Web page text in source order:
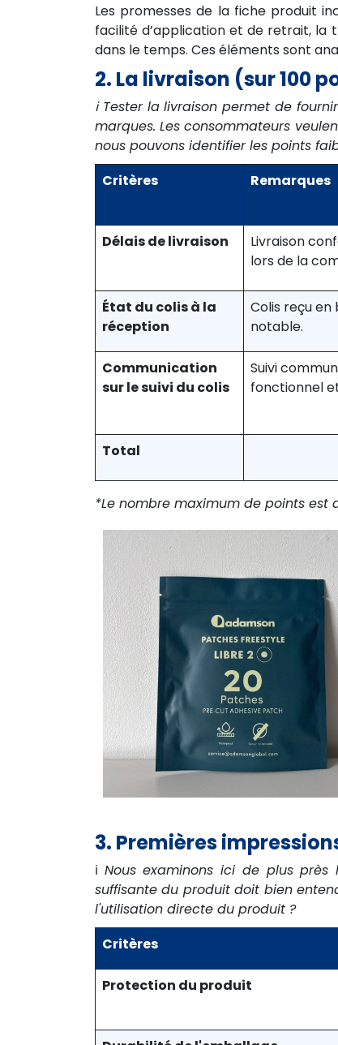
Les promesses de la fiche produit
facilité d’application et de retrait, la
dans le temps. Ces éléments sont
2. La livraison (sur 100
ℹ️ Tester la livraison permet de
marques. Les consommateurs
nous pouvons identifier les points
Critères
Remarques
Délais de livraison
Livraison
lors de la
État du colis à la
réception
Colis reçu
notable.
Communication
sur le suivi du colis
Suivi
fonctionnel
Total
*Le nombre maximum de points est
3. Premières
ℹ️ Nous examinons ici de plus
suffisante du produit doit bien
l'utilisation directe du produit ?
Critères
Protection du produit